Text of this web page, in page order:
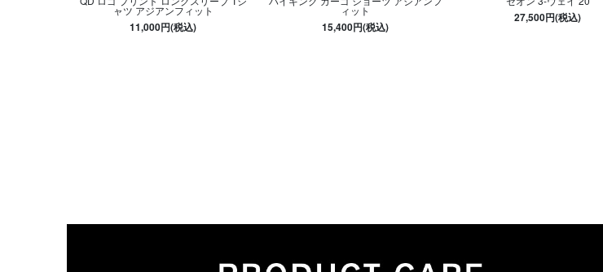
ャツ アジアンフィット
11,000円(税込)
ィット
15,400円(税込)
27,500円(税込)